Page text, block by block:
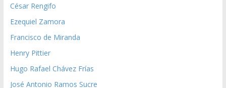
César Rengifo
Ezequiel Zamora
Francisco de Miranda
Henry Pittier
Hugo Rafael Chávez Frías
José Antonio Ramos Sucre